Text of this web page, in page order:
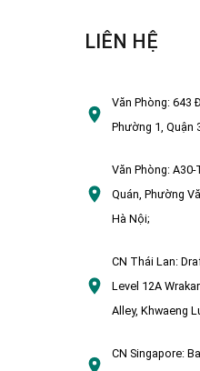
LIÊN HỆ
Văn Phòng:643
Phường 1, Quận
Văn Phòng:A30-
Quán, Phường
Hà Nội;
CN Thái Lan:
Level 12A
Alley, Khwaeng
CN Singapore: